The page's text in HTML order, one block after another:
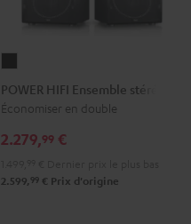
HIFI
Ensemble
Noir
POWER HIFI Ensemble stéréo
Économiser en double
2.279,99 €
2.599, 99 € Prix d'origine